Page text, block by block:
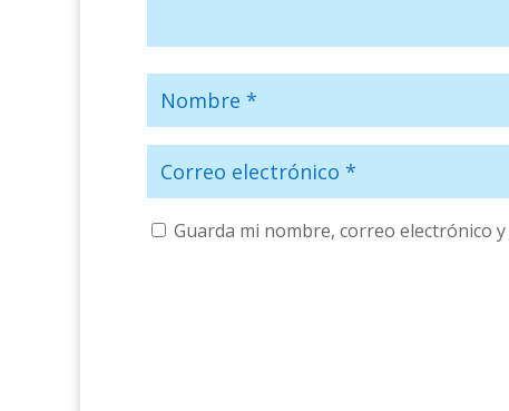
Guarda mi nombre, correo electrónico